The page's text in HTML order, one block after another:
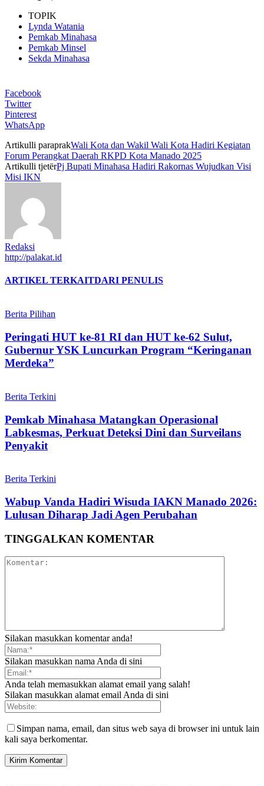
TOPIK
Lynda Watania
Pemkab Minahasa
Pemkab Minsel
Sekda Minahasa
Facebook
Twitter
Pinterest
WhatsApp
Artikulli paraprakWali Kota dan Wakil Wali Kota Hadiri Kegiatan
Forum Perangkat Daerah RKPD Kota Manado 2025
Artikulli tjetërPj Bupati Minahasa Hadiri Rakornas Wujudkan Visi
Misi IKN
Redaksi
http://palakat.id
ARTIKEL TERKAITDARI PENULIS
Berita Pilihan
Peringati HUT ke-81 RI dan HUT ke-62 Sulut,
Gubernur YSK Luncurkan Program “Keringanan
Merdeka”
Berita Terkini
Pemkab Minahasa Matangkan Operasional
Labkesmas, Perkuat Deteksi Dini dan Surveilans
Penyakit
Berita Terkini
Wabup Vanda Hadiri Wisuda IAKN Manado 2026:
Lulusan Diharap Jadi Agen Perubahan
TINGGALKAN KOMENTAR
Silakan masukkan komentar anda!
Silakan masukkan nama Anda di sini
Anda telah memasukkan alamat email yang salah!
Silakan masukkan alamat email Anda di sini
Simpan nama, email, dan situs web saya di browser ini untuk lain
kali saya berkomentar.